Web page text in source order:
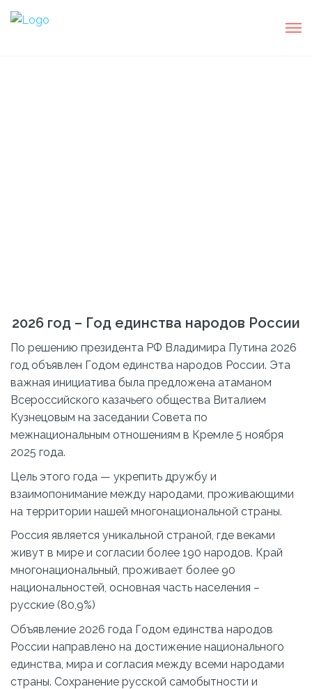
2026 год – Год единства народов России
По решению президента РФ Владимира Путина 2026
год объявлен Годом единства народов России. Эта
важная инициатива была предложена атаманом
Всероссийского казачьего общества Виталием
Кузнецовым на заседании Совета по
межнациональным отношениям в Кремле 5 ноября
2025 года.
Цель этого года — укрепить дружбу и
взаимопонимание между народами, проживающими
на территории нашей многонациональной страны.
Россия является уникальной страной, где веками
живут в мире и согласии более 190 народов. Край
многонациональный, проживает более 90
национальностей, основная часть населения –
русские (80,9%)
Объявление 2026 года Годом единства народов
России направлено на достижение национального
единства, мира и согласия между всеми народами
страны. Сохранение русской самобытности и